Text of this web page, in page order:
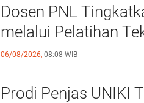
Dosen PNL
melalui Pelatihan
06/08/2026, 08:08 WIB
Prodi Penjas UNIKI